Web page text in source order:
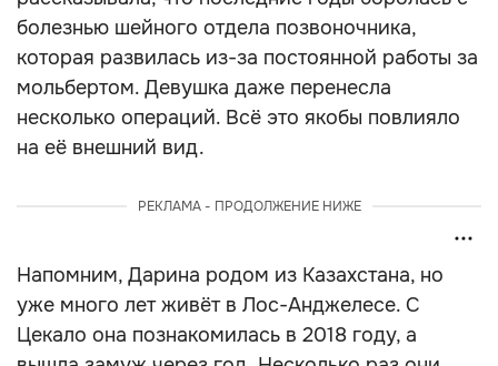
болезнью шейного отдела позвоночника,
которая развилась из-за постоянной работы за
мольбертом. Девушка даже перенесла
несколько операций. Всё это якобы повлияло
на её внешний вид.
РЕКЛАМА - ПРОДОЛЖЕНИЕ НИЖЕ
Напомним, Дарина родом из Казахстана, но
уже много лет живёт в Лос-Анджелесе. С
Цекало она познакомилась в 2018 году, а